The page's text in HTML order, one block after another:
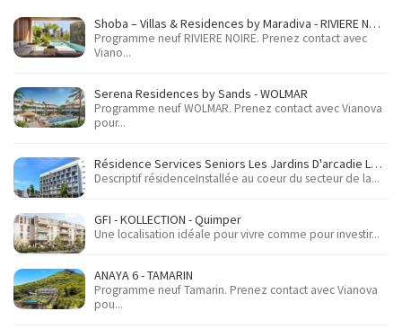
Shoba – Villas & Residences by Maradiva - RIVIERE NOIRE
Programme neuf RIVIERE NOIRE. Prenez contact avec
Viano...
Serena Residences by Sands - WOLMAR
Programme neuf WOLMAR. Prenez contact avec Vianova
pour...
Résidence Services Seniors Les Jardins D'arcadie Le Havre - Le Havre
Descriptif résidenceInstallée au coeur du secteur de la...
GFI - KOLLECTION - Quimper
Une localisation idéale pour vivre comme pour investir...
ANAYA 6 - TAMARIN
Programme neuf Tamarin. Prenez contact avec Vianova
pou...